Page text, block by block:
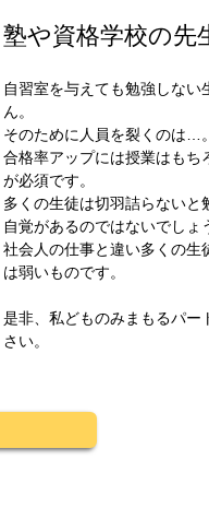
塾や資格学校の先
自習室を与えても勉強しない
ん。
そのために人員を裂くのは…。
合格率アップには授業はもち
が必須です。
多くの生徒は切羽詰らないと
自覚があるのではないでしょ
社会人の仕事と違い多くの生
は弱いものです。
是非、私どものみまもるパー
さい。